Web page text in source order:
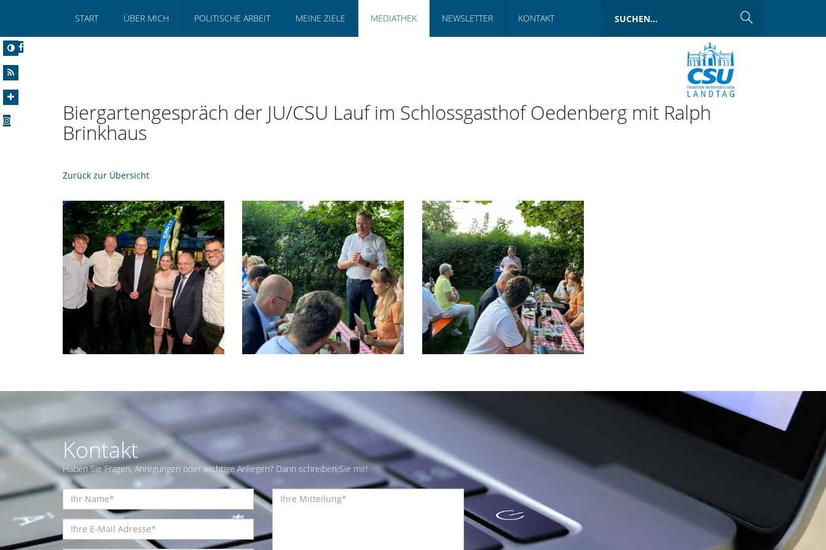
START ÜBER MICH POLITISCHE ARBEIT MEINE ZIELE MEDIATHEK NEWSLETTER KONTAKT
Biergartengespräch der JU/CSU Lauf im Schlossgasthof Oedenberg mit Ralph
Brinkhaus
Zurück zur Übersicht
Kontakt
Haben Sie Fragen, Anregungen oder wichtige Anliegen? Dann schreiben Sie mir!